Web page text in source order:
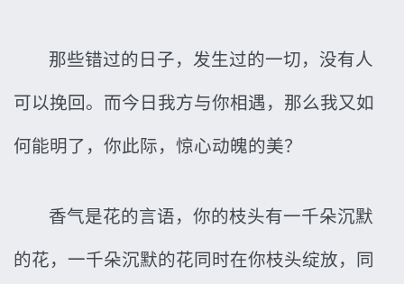
那些错过的日子，发生过的一切，没有人
可以挽回。而今日我方与你相遇，那么我又如
何能明了，你此际，惊心动魄的美？
香气是花的言语，你的枝头有一千朵沉默
的花，一千朵沉默的花同时在你枝头绽放，同